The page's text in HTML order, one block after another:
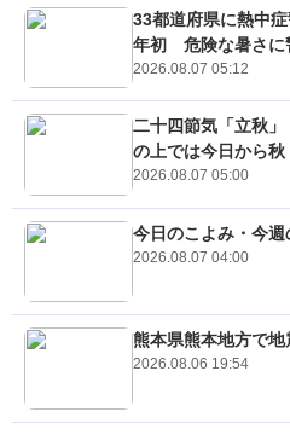
33都道府県に熱中
年初 危険な暑さに
2026.08.07 05:12
二十四節気「立秋
の上では今日から秋
2026.08.07 05:00
今日のこよみ・今
2026.08.07 04:00
熊本県熊本地方で
2026.08.06 19:54